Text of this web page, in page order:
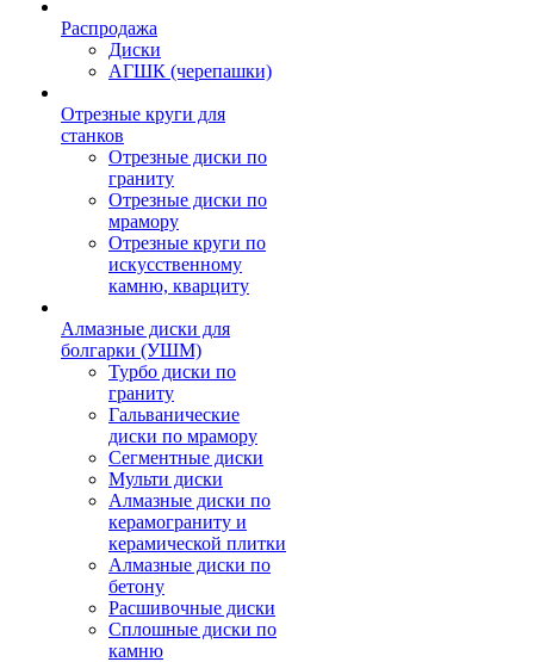
Распродажа
Диски
АГШК (черепашки)
Отрезные круги для
станков
Отрезные диски по
граниту
Отрезные диски по
мрамору
Отрезные круги по
искусственному
камню, кварциту
Алмазные диски для
болгарки (УШМ)
Турбо диски по
граниту
Гальванические
диски по мрамору
Сегментные диски
Мульти диски
Алмазные диски по
керамограниту и
керамической плитки
Алмазные диски по
бетону
Расшивочные диски
Сплошные диски по
камню